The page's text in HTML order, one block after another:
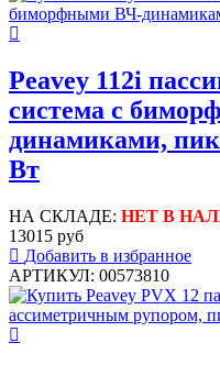
Peavey 112i
система с
динамиками,
Вт
НА СКЛАДЕ: НЕТ В
13015 руб
Добавить в избранное
АРТИКУЛ: 00573810